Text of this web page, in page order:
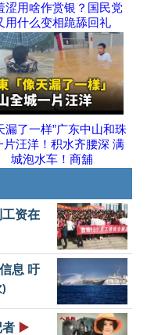
涩用啥作赏银？国民党
用什么变相跪舔回礼
漏了一样”广东中山和珠
片汪洋！积水齐腰深 满
城泡水车！商舖
资在
息 吁
)
者 ▶️